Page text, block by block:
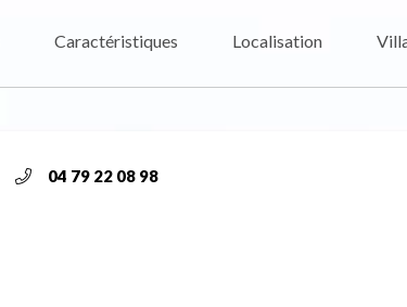
Caractéristiques Localisation
04 79 22 08 98